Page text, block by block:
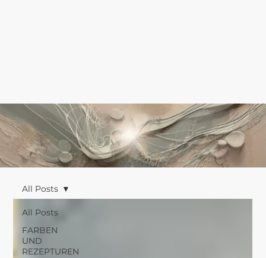
All Posts
FARBEN
UND
REZEPTUREN
All Posts